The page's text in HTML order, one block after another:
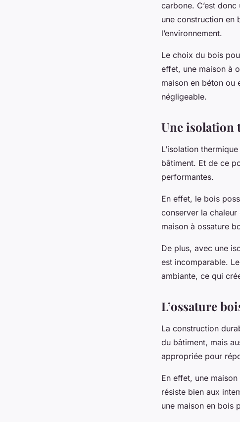
carbone. C’est
une construction en
l’environnement.
Le choix du bois
effet, une maison à
maison en béton ou
négligeable.
Une isolation
L’isolation
bâtiment. Et de ce
performantes.
En effet, le bois
conserver la
maison à ossature
De plus, avec une
est incomparable.
ambiante, ce qui
L’ossature
La construction
du bâtiment, mais
appropriée pour
En effet, une
résiste bien aux
une maison en bois